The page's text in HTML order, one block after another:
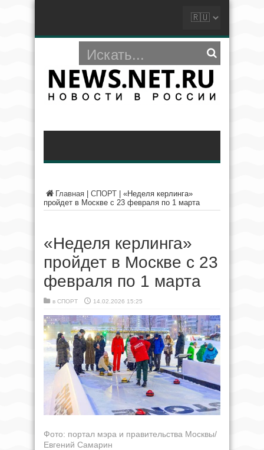
Главная СПОРТ
«Неделя керлинга»
пройдет в Москве с 23 февраля по 1 марта
«Неделя керлинга»
пройдет в Москве с 23
февраля по 1 марта
в СПОРТ 14.02.2026 15:25
Фото: портал мэра и правительства Москвы/
Евгений Самарин